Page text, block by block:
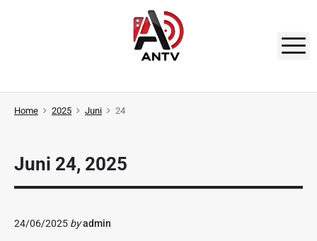
o
A
Home 2025 Juni 24
Juni 24, 2025
24/06/2025 byadmin